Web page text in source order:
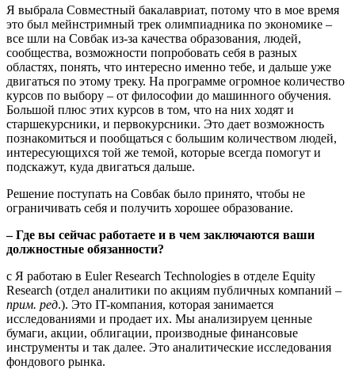
Я выбрала Совместный бакалавриат, потому что в мое время
это был мейнстримный трек олимпиадника по экономике –
все шли на Совбак из-за качества образования, людей,
сообщества, возможности попробовать себя в разных
областях, понять, что интересно именно тебе, и дальше уже
двигаться по этому треку. На программе огромное количество
курсов по выбору – от философии до машинного обучения.
Большой плюс этих курсов в том, что на них ходят и
старшекурсники, и первокурсники. Это дает возможность
познакомиться и пообщаться с большим количеством людей,
интересующихся той же темой, которые всегда помогут и
подскажут, куда двигаться дальше.
Решение поступать на Совбак было принято, чтобы не
ограничивать себя и получить хорошее образование.
– Где вы сейчас работаете и в чем заключаются ваши
должностные обязанности?
с Я работаю в Euler Research Technologies в отделе Equity
Research (отдел аналитики по акциям публичных компаний –
прим. ред.). Это IT-компания, которая занимается
исследованиями и продает их. Мы анализируем ценные
бумаги, акции, облигации, производные финансовые
инструменты и так далее. Это аналитические исследования
фондового рынка.